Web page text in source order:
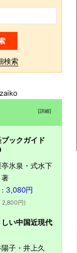
検索
[詳細]
ックガイド
亭氷泉・式水下
3,080円
2,800円)
い中国近現代
子・井上久